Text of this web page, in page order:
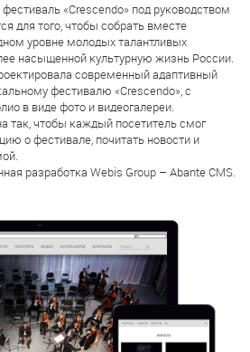
«Crescendo» под руководством
для того, чтобы собрать вместе
уровне молодых талантливых
насыщенной культурную жизнь России.
современный адаптивный
фестивалю «Crescendo», с
в виде фото и видеогалереи.
так, чтобы каждый посетитель смог
о фестивале, почитать новости и
разработка Webis Group – Abante CMS.